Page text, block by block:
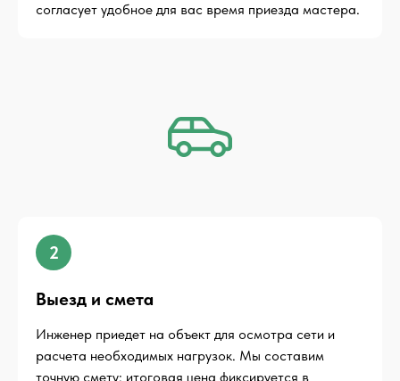
согласует удобное для вас время приезда мастера.
2
Выезд и смета
Инженер приедет на объект для осмотра сети и
расчета необходимых нагрузок. Мы составим
точную смету: итоговая цена фиксируется в